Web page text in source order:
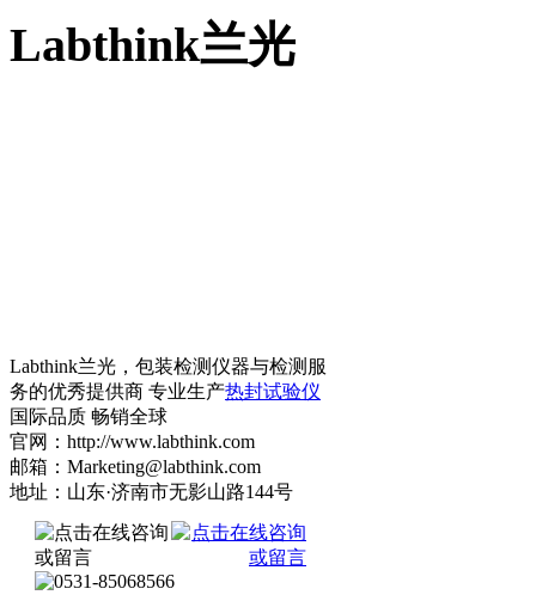
Labthink兰光
Labthink兰光，包装检测仪器与检测服
务的优秀提供商 专业生产热封试验仪
国际品质 畅销全球
官网：http://www.labthink.com
邮箱：Marketing@labthink.com
地址：山东·济南市无影山路144号